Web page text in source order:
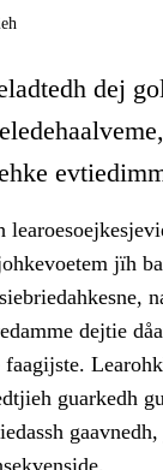
dej
jïh
dejtie
guarkedh